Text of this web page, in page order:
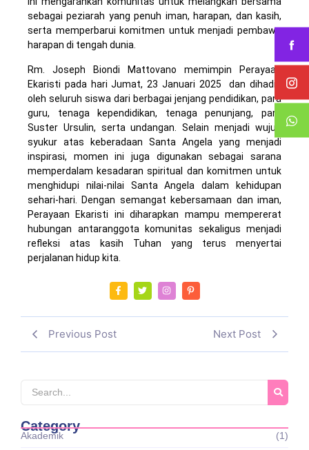
sebagai peziarah yang penuh iman, harapan, dan kasih,
serta memperbarui komitmen untuk menjadi pembawa
harapan di tengah dunia.
Rm. Joseph Biondi Mattovano memimpin Perayaan
Ekaristi pada hari Jumat, 23 Januari 2025 dan dihadiri
oleh seluruh siswa dari berbagai jenjang pendidikan, para
guru, tenaga kependidikan, tenaga penunjang, para
Suster Ursulin, serta undangan. Selain menjadi wujud
syukur atas keberadaan Santa Angela yang menjadi
inspirasi, momen ini juga digunakan sebagai sarana
memperdalam kesadaran spiritual dan komitmen untuk
menghidupi nilai-nilai Santa Angela dalam kehidupan
sehari-hari. Dengan semangat kebersamaan dan iman,
Perayaan Ekaristi ini diharapkan mampu mempererat
hubungan antaranggota komunitas sekaligus menjadi
refleksi atas kasih Tuhan yang terus menyertai
perjalanan hidup kita.
Previous Post Next Post
Category
Akademik (1)